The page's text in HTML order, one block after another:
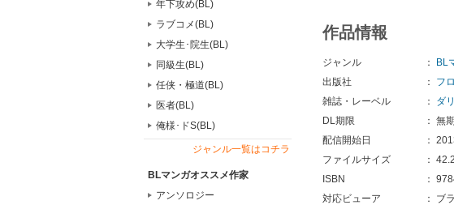
年下攻め(BL)
ラブコメ(BL)
大学生･院生(BL)
同級生(BL)
任侠・極道(BL)
医者(BL)
俺様･ドS(BL)
ジャンル一覧はコチラ
BLマンガオススメ作家
アンソロジー
作品情報
ジャンル ：
BL
出版社
：
フ
雑誌・レーベル
： ダ
DL期限
： 無
配信開始日
：
ファイルサイズ
：
ISBN
：
対応ビューア
： ブ